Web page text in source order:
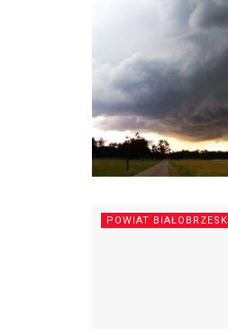
POWIAT BIAŁOBRZESKI